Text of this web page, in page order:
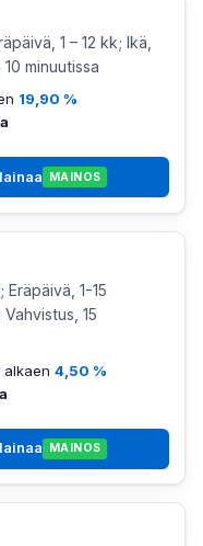
1 – 12 kk; Ikä,
minuutissa
19,90 %
MAINOS
1-15
15
alkaen 4,50 %
MAINOS